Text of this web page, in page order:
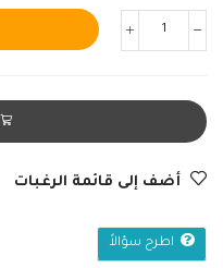
أضف إلى قائمة الرغبات
اطرح سؤالاً